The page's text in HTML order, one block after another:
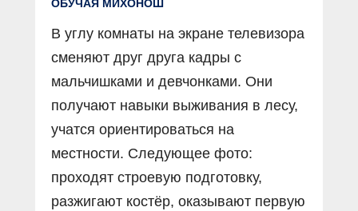
ОБУЧАЯ МИХОНОШ
В углу комнаты на экране телевизора
сменяют друг друга кадры с
мальчишками и девчонками. Они
получают навыки выживания в лесу,
учатся ориентироваться на
местности. Следующее фото:
проходят строевую подготовку,
разжигают костёр, оказывают первую